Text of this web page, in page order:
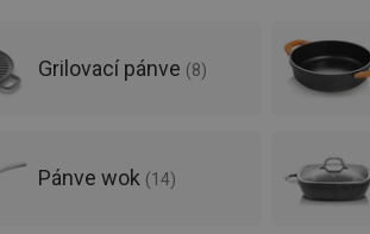
jsou pánve
, s titanem
na všechny typy sporáků včetně
Grilovací pánve (8)
Pánve wok (14)